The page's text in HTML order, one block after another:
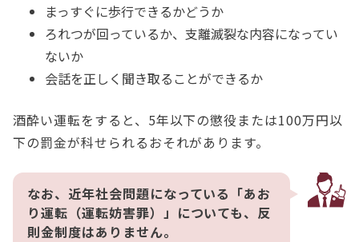
まっすぐに歩行できるかどうか
ろれつが回っているか、支離滅裂な内容になってい
ないか
会話を正しく聞き取ることができるか
酒酔い運転をすると、5年以下の懲役または100万円以
下の罰金が科せられるおそれがあります。
なお、近年社会問題になっている「あお
り運転（運転妨害罪）」についても、反
則金制度はありません。